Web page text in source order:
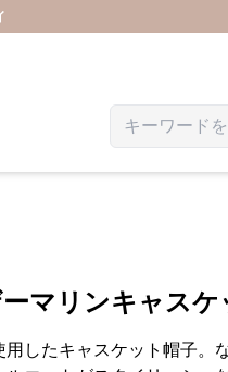
マリンキャスケ
したキャスケット帽子。